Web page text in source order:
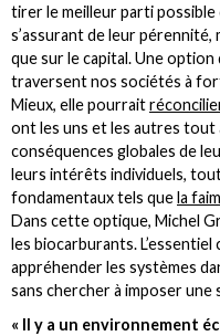
tirer le meilleur parti
s’assurant de leur pérennité,
que sur le capital. Une option
traversent nos sociétés à
Mieux, elle pourrait
ont les uns et les autres tout
conséquences globales de
leurs intérêts individuels,
fondamentaux tels quela
Dans cette optique, Michel
les biocarburants.
appréhender les systèmes
sans chercher à imposer
« Il y a un environnement